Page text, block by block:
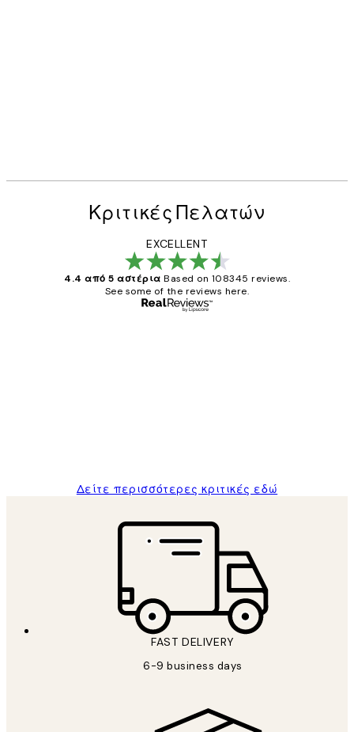
Κριτικές Πελατών
EXCELLENT
4.4 από 5 αστέρια Based on 108345 reviews.
See some of the reviews here.
Δείτε περισσότερες κριτικές εδώ
FAST DELIVERY
6-9 business days